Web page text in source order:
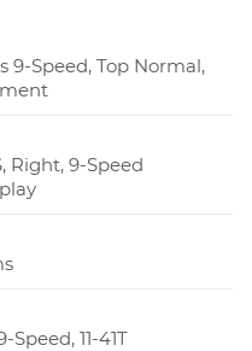
9-Speed, Top Normal,
Right, 9-Speed
11-41T